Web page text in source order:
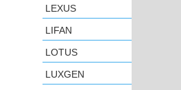
LEXUS
LIFAN
LOTUS
LUXGEN